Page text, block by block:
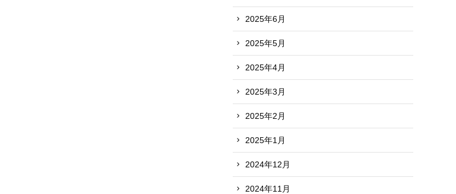
2025年6月
2025年5月
2025年4月
2025年3月
2025年2月
2025年1月
2024年12月
2024年11月